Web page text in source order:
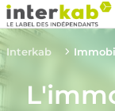
Interkab